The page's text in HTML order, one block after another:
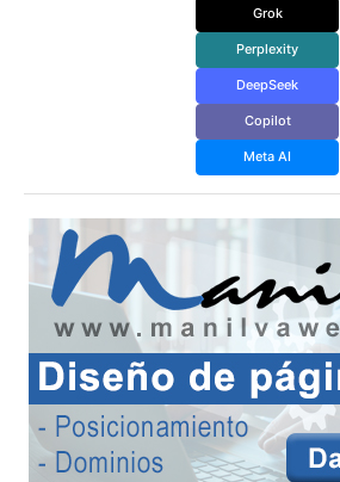
Grok
Perplexity
DeepSeek
Copilot
Meta AI